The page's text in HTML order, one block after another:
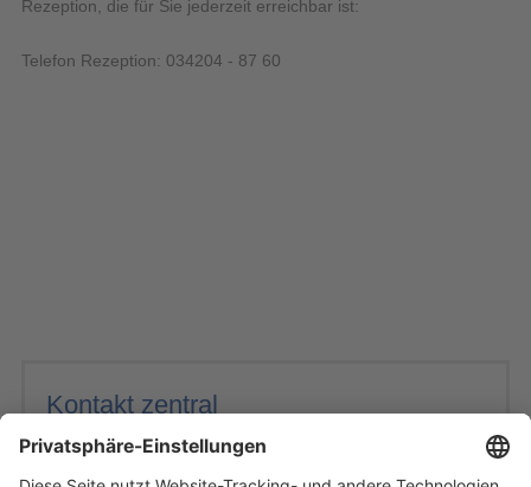
Rezeption, die für Sie jederzeit erreichbar ist:
Telefon Rezeption: 034204 - 87 60
Kontakt zentral
Sächsisches Krankenhaus Altscherbitz
Fachkrankenhaus für Psychiatrie und Neurologie